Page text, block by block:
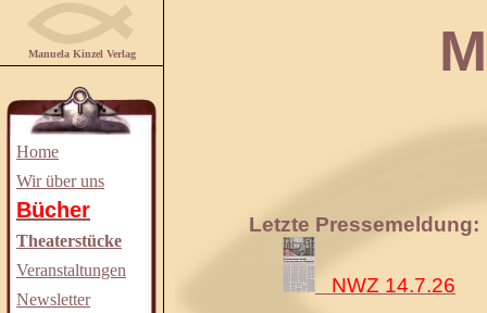
Manuela Kinzel Verlag
Home
Wir über uns
Bücher
Theaterstücke
Veranstaltungen
Newsletter
Letzte Pressemeldung:
NWZ 14.7.26